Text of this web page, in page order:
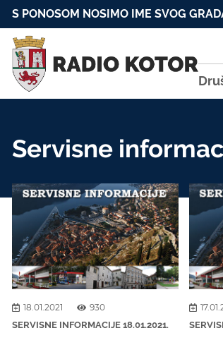
S PONOSOM NOSIMO IME SVOG
Servisne
18.01.2021
930
SERVISNE INFORMACIJE 18.01.2021.